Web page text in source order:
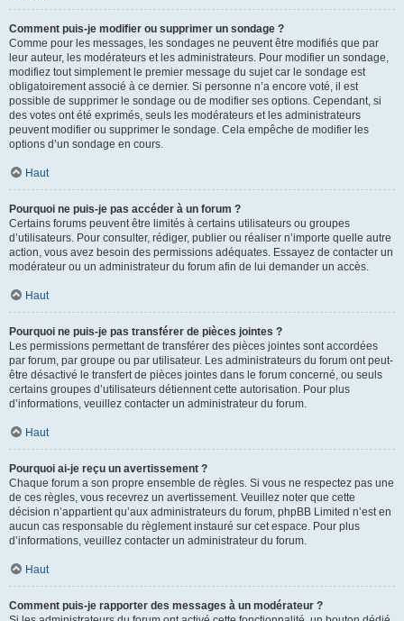
Comment puis-je modifier ou supprimer un sondage ?
Comme pour les messages, les sondages ne peuvent être modifiés que par
leur auteur, les modérateurs et les administrateurs. Pour modifier un sondage,
modifiez tout simplement le premier message du sujet car le sondage est
obligatoirement associé à ce dernier. Si personne n’a encore voté, il est
possible de supprimer le sondage ou de modifier ses options. Cependant, si
des votes ont été exprimés, seuls les modérateurs et les administrateurs
peuvent modifier ou supprimer le sondage. Cela empêche de modifier les
options d’un sondage en cours.
Haut
Pourquoi ne puis-je pas accéder à un forum ?
Certains forums peuvent être limités à certains utilisateurs ou groupes
d’utilisateurs. Pour consulter, rédiger, publier ou réaliser n’importe quelle autre
action, vous avez besoin des permissions adéquates. Essayez de contacter un
modérateur ou un administrateur du forum afin de lui demander un accès.
Haut
Pourquoi ne puis-je pas transférer de pièces jointes ?
Les permissions permettant de transférer des pièces jointes sont accordées
par forum, par groupe ou par utilisateur. Les administrateurs du forum ont peut-
être désactivé le transfert de pièces jointes dans le forum concerné, ou seuls
certains groupes d’utilisateurs détiennent cette autorisation. Pour plus
d’informations, veuillez contacter un administrateur du forum.
Haut
Pourquoi ai-je reçu un avertissement ?
Chaque forum a son propre ensemble de règles. Si vous ne respectez pas une
de ces règles, vous recevrez un avertissement. Veuillez noter que cette
décision n’appartient qu’aux administrateurs du forum, phpBB Limited n’est en
aucun cas responsable du règlement instauré sur cet espace. Pour plus
d’informations, veuillez contacter un administrateur du forum.
Haut
Comment puis-je rapporter des messages à un modérateur ?